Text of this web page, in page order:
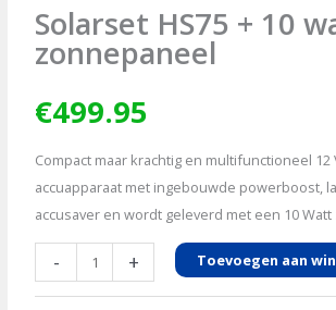
Solarset HS75 + 10
zonnepaneel
€499.95
Compact maar krachtig en multifunctioneel 12
accuapparaat met ingebouwde powerboost,
accusaver en wordt geleverd met een 10
-
HS75
+
+ Toevoegen aan